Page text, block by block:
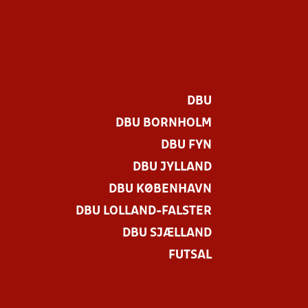
DBU
DBU BORNHOLM
DBU FYN
DBU JYLLAND
DBU KØBENHAVN
DBU LOLLAND-FALSTER
DBU SJÆLLAND
FUTSAL